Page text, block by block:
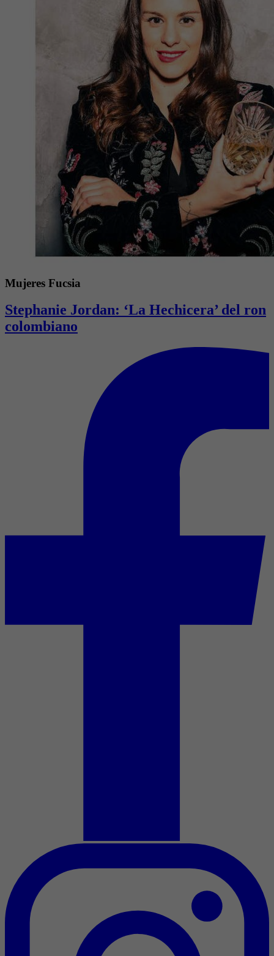
Mujeres Fucsia
Stephanie Jordan: ‘La Hechicera’ del ron
colombiano